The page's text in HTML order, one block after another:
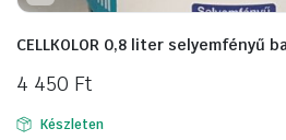
CELLKOLOR 0,8 liter selyemfényű
4 450 Ft
Készleten